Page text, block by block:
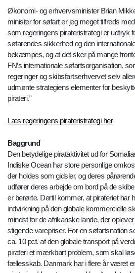
Økonomi- og erhvervsminister Brian
minister for søfart er jeg meget tilfreds
som regeringens pirateristrategi er udtryk
søfarendes sikkerhed og den
bekæmpes, og at det sker på mange
FN’s internationale søfartsorganisation,
regeringer og skibsfartserhvervet selv
udmønte strategiens elementer for
pirateri.”
Læs regeringens pirateristrategi her
Baggrund
Den betydelige pirataktivitet ud for
Indiske Ocean har store personlige
der holdes som gidsler, og deres
udfører deres arbejde om bord på de
er berørte. Dertil kommer, at pirateriet har
indvirkning på den globale kommercielle
mindst for de afrikanske lande, der
stigende varepriser. For en søfartsnation
ca. 10 pct. af den globale transport på
pirateri et mærkbart problem, som skal
fællesskab. Danmark har i flere år været